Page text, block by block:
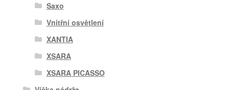
Saxo
Vnitřní osvětlení
XANTIA
XSARA
XSARA PICASSO